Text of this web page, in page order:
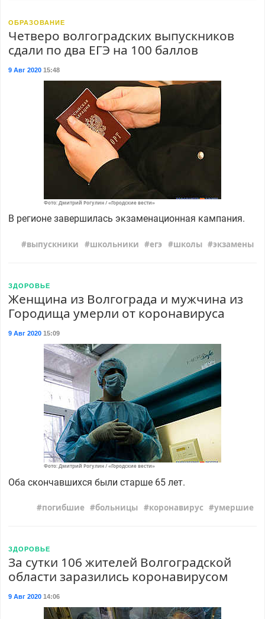
ОБРАЗОВАНИЕ
Четверо волгоградских выпускников
сдали по два ЕГЭ на 100 баллов
9 Авг 202015:48
Фото: Дмитрий Рогулин / «Городские вести»
В регионе завершилась экзаменационная кампания.
выпускники школьники егэ школы экзамены
ЗДОРОВЬЕ
Женщина из Волгограда и мужчина из
Городища умерли от коронавируса
9 Авг 202015:09
Фото: Дмитрий Рогулин / «Городские вести»
Оба скончавшихся были старше 65 лет.
погибшие больницы коронавирус умершие
ЗДОРОВЬЕ
За сутки 106 жителей Волгоградской
области заразились коронавирусом
9 Авг 202014:06